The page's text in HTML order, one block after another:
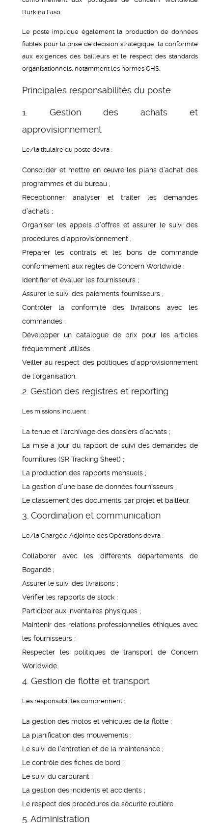
Burkina Faso.
Le poste implique également la production de données
fiables pour la prise de décision stratégique, la conformité
aux exigences des bailleurs et le respect des standards
organisationnels, notamment les normes CHS.
Principales responsabilités du poste
1. Gestion des achats et
approvisionnement
Le/la titulaire du poste devra :
Consolider et mettre en œuvre les plans d’achat des
programmes et du bureau ;
Réceptionner, analyser et traiter les demandes
d’achats ;
Organiser les appels d’offres et assurer le suivi des
procédures d’approvisionnement ;
Préparer les contrats et les bons de commande
conformément aux règles de Concern Worldwide ;
Identifier et évaluer les fournisseurs ;
Assurer le suivi des paiements fournisseurs ;
Contrôler la conformité des livraisons avec les
commandes ;
Développer un catalogue de prix pour les articles
fréquemment utilisés ;
Veiller au respect des politiques d’approvisionnement
de l’organisation.
2. Gestion des registres et reporting
Les missions incluent :
La tenue et l’archivage des dossiers d’achats ;
La mise à jour du rapport de suivi des demandes de
fournitures (SR Tracking Sheet) ;
La production des rapports mensuels ;
La gestion d’une base de données fournisseurs ;
Le classement des documents par projet et bailleur.
3. Coordination et communication
Le/la Chargé.e Adjoint.e des Opérations devra :
Collaborer avec les différents départements de
Bogandé ;
Assurer le suivi des livraisons ;
Vérifier les rapports de stock ;
Participer aux inventaires physiques ;
Maintenir des relations professionnelles éthiques avec
les fournisseurs ;
Respecter les politiques de transport de Concern
Worldwide.
4. Gestion de flotte et transport
Les responsabilités comprennent :
La gestion des motos et véhicules de la flotte ;
La planification des mouvements ;
Le suivi de l’entretien et de la maintenance ;
Le contrôle des fiches de bord ;
Le suivi du carburant ;
La gestion des incidents et accidents ;
Le respect des procédures de sécurité routière.
5. Administration